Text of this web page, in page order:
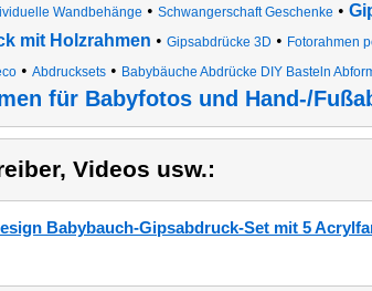
Wandbehänge • Schwangerschaft Geschenke •
mit Holzrahmen • Gipsabdrücke 3D • Fotorahmen
• Abdrucksets• Babybäuche Abdrücke DIY Basteln
für Babyfotos und Hand-/
Videos usw.:
Babybauch-Gipsabdruck-Set mit 5